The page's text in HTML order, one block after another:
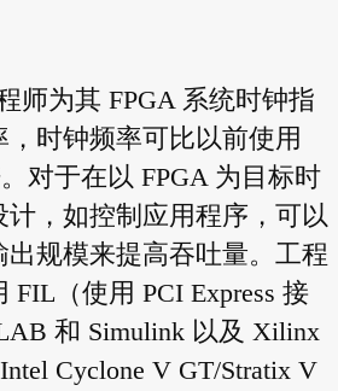
师为其 FPGA 系统时钟指
时钟频率可比以前使用
对于在以 FPGA 为目标时
，如控制应用程序，可以
规模来提高吞吐量。工程
FIL（使用 PCI Express 接
和 Simulink 以及 Xilinx
Cyclone V GT/Stratix V